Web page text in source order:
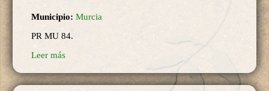
Municipio: Murcia
PR MU 84.
Leer más